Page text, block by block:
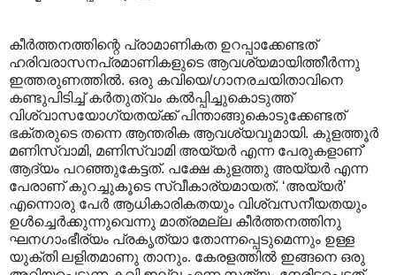
കീർത്തനത്തിന്റെ പ്രാമാണികത ഉറപ്പാക്കേണ്ടത്
ഹരിവരാസനപ്രമാണികളുടെ ആവശ്യമായിത്തീർന്നു
ഇത്തരുണത്തിൽ. ഒരു കവിയെ/ഗാനരചയിതാവിനെ
കണ്ടുപിടിച്ച് കർതുത്വം കൽ‌പ്പിച്ചുകൊടുത്ത്
വിശ്വാസയോഗ്യതയ്ക്ക് പിന്താങ്ങുകൊടുക്കേണ്ടത്
ഭക്തരുടെ തന്നെ ആന്തരിക ആവശ്യവുമായി. കുളത്തൂർ
മണിസ്വാമി, മണിസ്വാമി അയ്യർ എന്ന പേരുകളാണ്`
ആദ്യം പറഞ്ഞുകേട്ടത്. പക്ഷേ കുളത്തു അയ്യർ എന്ന
പേരാണ് കുറച്ചുകൂടെ സ്വീകാര്യമായത്. ‘അയ്യർ’
എന്നൊരു പേർ ആധികാരികതയും വിശ്വസനീയതയും
ഉൾച്ചെർക്കുന്നുവെന്നു മാത്രമല്ല കീർത്തനത്തിനു
ഘനഗാംഭീര്യം പ്രകൃത്യാ തോന്നപ്പെടുമെന്നും ഉള്ള
യുക്തി ലളിതമാണു താനും. കേരളത്തിൽ ഇങ്ങനെ ഒരു